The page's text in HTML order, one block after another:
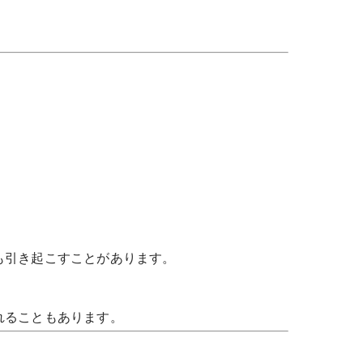
き起こすことがあります。
こともあります。